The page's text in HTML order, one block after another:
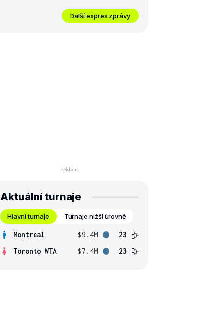
Další expres zprávy
Aktuální turnaje
Hlavní turnaje Turnaje nižší úrovně
Montreal $9.4M
23
Toronto WTA
$7.4M 23